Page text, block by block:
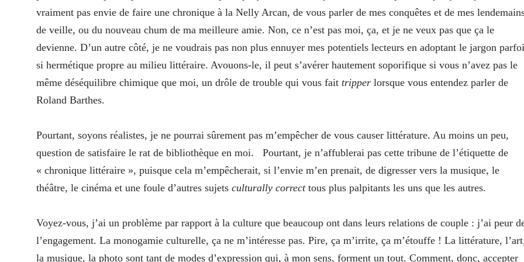
vraiment pas envie de faire une chronique à la Nelly Arcan, de vous parler de mes conquêtes et de mes
de veille, ou du nouveau chum de ma meilleure amie. Non, ce n’est pas moi, ça, et je ne veux pas que ça le
devienne. D’un autre côté, je ne voudrais pas non plus ennuyer mes potentiels lecteurs en adoptant le jargon
si hermétique propre au milieu littéraire. Avouons-le, il peut s’avérer hautement soporifique si vous n’avez pas le
même déséquilibre chimique que moi, un drôle de trouble qui vous fait tripper lorsque vous entendez parler de
Roland Barthes.
Pourtant, soyons réalistes, je ne pourrai sûrement pas m’empêcher de vous causer littérature. Au moins un peu,
question de satisfaire le rat de bibliothèque en moi. Pourtant, je n’affublerai pas cette tribune de l’étiquette de
« chronique littéraire », puisque cela m’empêcherait, si l’envie m’en prenait, de digresser vers la musique, le
théâtre, le cinéma et une foule d’autres sujets culturally correcttous plus palpitants les uns que les autres.
Voyez-vous, j’ai un problème par rapport à la culture que beaucoup ont dans leurs relations de couple : j’ai peur
l’engagement. La monogamie culturelle, ça ne m’intéresse pas. Pire, ça m’irrite, ça m’étouffe ! La littérature,
la musique, la photo sont tant de modes d’expression qui, à mon sens, forment un tout. Comment, donc, accepter